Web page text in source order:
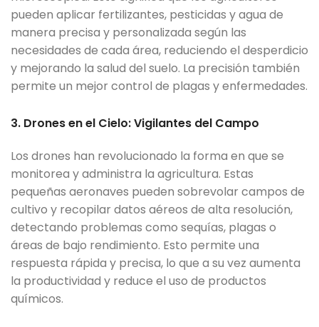
pueden aplicar fertilizantes, pesticidas y agua de
manera precisa y personalizada según las
necesidades de cada área, reduciendo el desperdicio
y mejorando la salud del suelo. La precisión también
permite un mejor control de plagas y enfermedades.
3. Drones en el Cielo: Vigilantes del Campo
Los drones han revolucionado la forma en que se
monitorea y administra la agricultura. Estas
pequeñas aeronaves pueden sobrevolar campos de
cultivo y recopilar datos aéreos de alta resolución,
detectando problemas como sequías, plagas o
áreas de bajo rendimiento. Esto permite una
respuesta rápida y precisa, lo que a su vez aumenta
la productividad y reduce el uso de productos
químicos.